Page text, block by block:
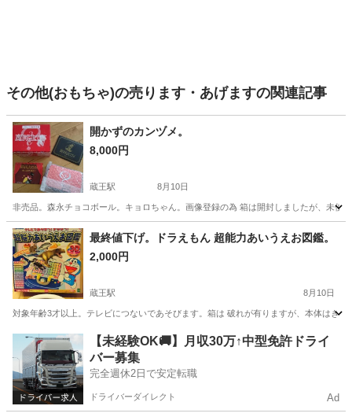
その他(おもちゃ)の売ります・あげますの関連記事
開かずのカンヅメ。
8,000円
蔵王駅 8月10日
非売品。森永チョコボール。キョロちゃん。画像登録の為 箱は開封しましたが、未
山形 山形市 蔵王駅 その他 チョコボール
最終値下げ。ドラえもん 超能力あいうえお図鑑。
2,000円
蔵王駅 8月10日
対象年齢3才以上。テレビにつないであそびます。箱は 破れが有りますが、本体はき
山形 山形市 蔵王駅 おもちゃ あいうえお
【未経験OK🚚】月収30万↑中型免許ドライ
バー募集
完全週休2日で安定転職
ドライバーダイレクト Ad